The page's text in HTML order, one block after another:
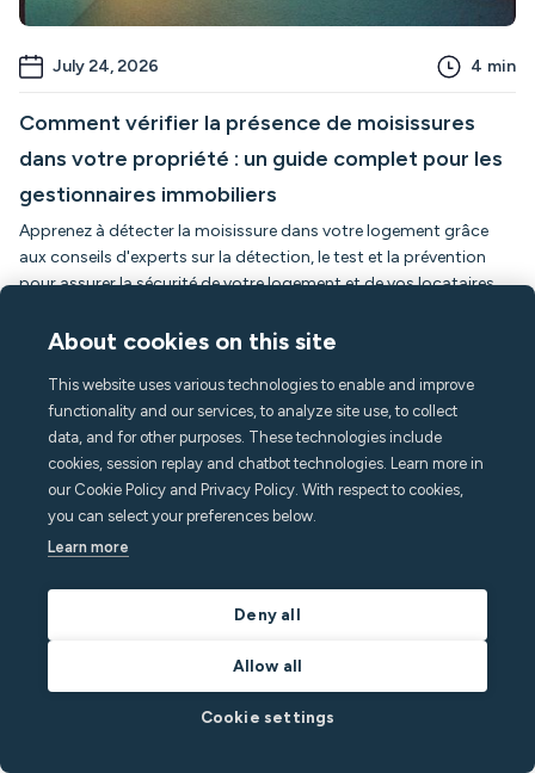
July 24, 2026 4 min
Comment vérifier la présence de moisissures
dans votre propriété : un guide complet pour les
gestionnaires immobiliers
Apprenez à détecter la moisissure dans votre logement grâce
aux conseils d'experts sur la détection, le test et la prévention
pour assurer la sécurité de votre logement et de vos locataires.
About cookies on this site
This website uses various technologies to enable and improve
functionality and our services, to analyze site use, to collect
data, and for other purposes. These technologies include
cookies, session replay and chatbot technologies. Learn more in
our Cookie Policy and Privacy Policy. With respect to cookies,
you can select your preferences below.
Learn more
Deny all
Allow all
Cookie settings